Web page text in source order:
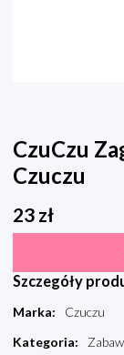
CzuCzu
Czuczu
23 zł
Szczegóły
Marka:
Czuczu
Kategoria: